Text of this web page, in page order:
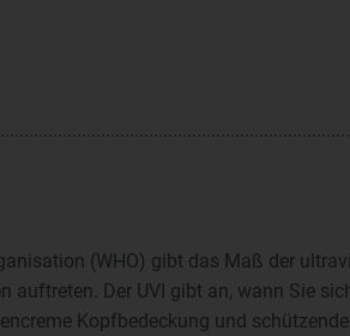
(WHO) gibt das Maß der
auftreten. Der UVI gibt an, wann Sie
Kopfbedeckung und